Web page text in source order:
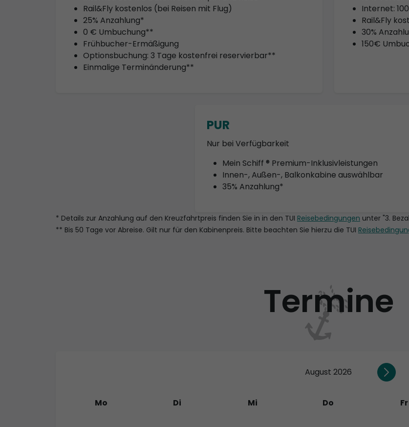
Rail&Fly kostenlos (bei Reisen mit Flug)
25% Anzahlung*
0 € Umbuchung**
Frühbucher-Ermäßigung
Optionsbuchung: 3 Tage kostenfrei reservierbar**
Einmalige Terminänderung**
Internet:
Rail&Fly
30%
150€
PUR
Nur bei Verfügbarkeit
Mein Schiff ® Premium-Inklusivleistungen
Innen-, Außen-, Balkonkabine auswählbar
35% Anzahlung*
* Details zur Anzahlung auf den Kreuzfahrtpreis finden Sie in in den TUI Reisebedingungen unter "3.
** Bis 50 Tage vor Abreise. Gilt nur für den Kabinenpreis. Bitte beachten Sie hierzu die TUI
Termine
August 2026
Mo Di Mi Do Fr